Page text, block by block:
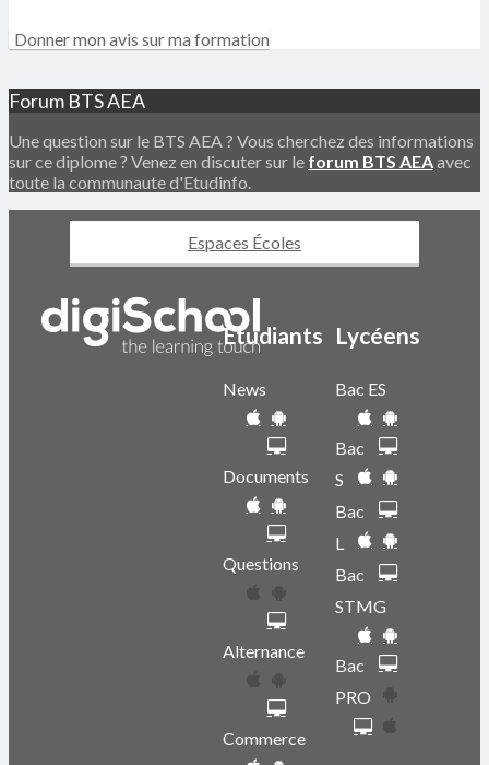
Donner mon avis sur ma formation
Forum BTS AEA
Une question sur le BTS AEA ? Vous cherchez des informations
sur ce diplome ? Venez en discuter sur le forum BTS AEAavec
toute la communaute d'Etudinfo.
Espaces Écoles
Etudiants
News
Documents
Questions
Alternance
Commerce
Lycéens
Bac ES
Bac
S
Bac
L
Bac
STMG
Bac
PRO